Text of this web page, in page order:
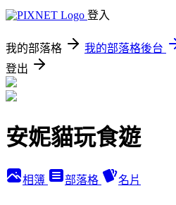
登入
我的部落格 我的部落格後台
登出
安妮貓玩食遊
相簿 部落格 名片